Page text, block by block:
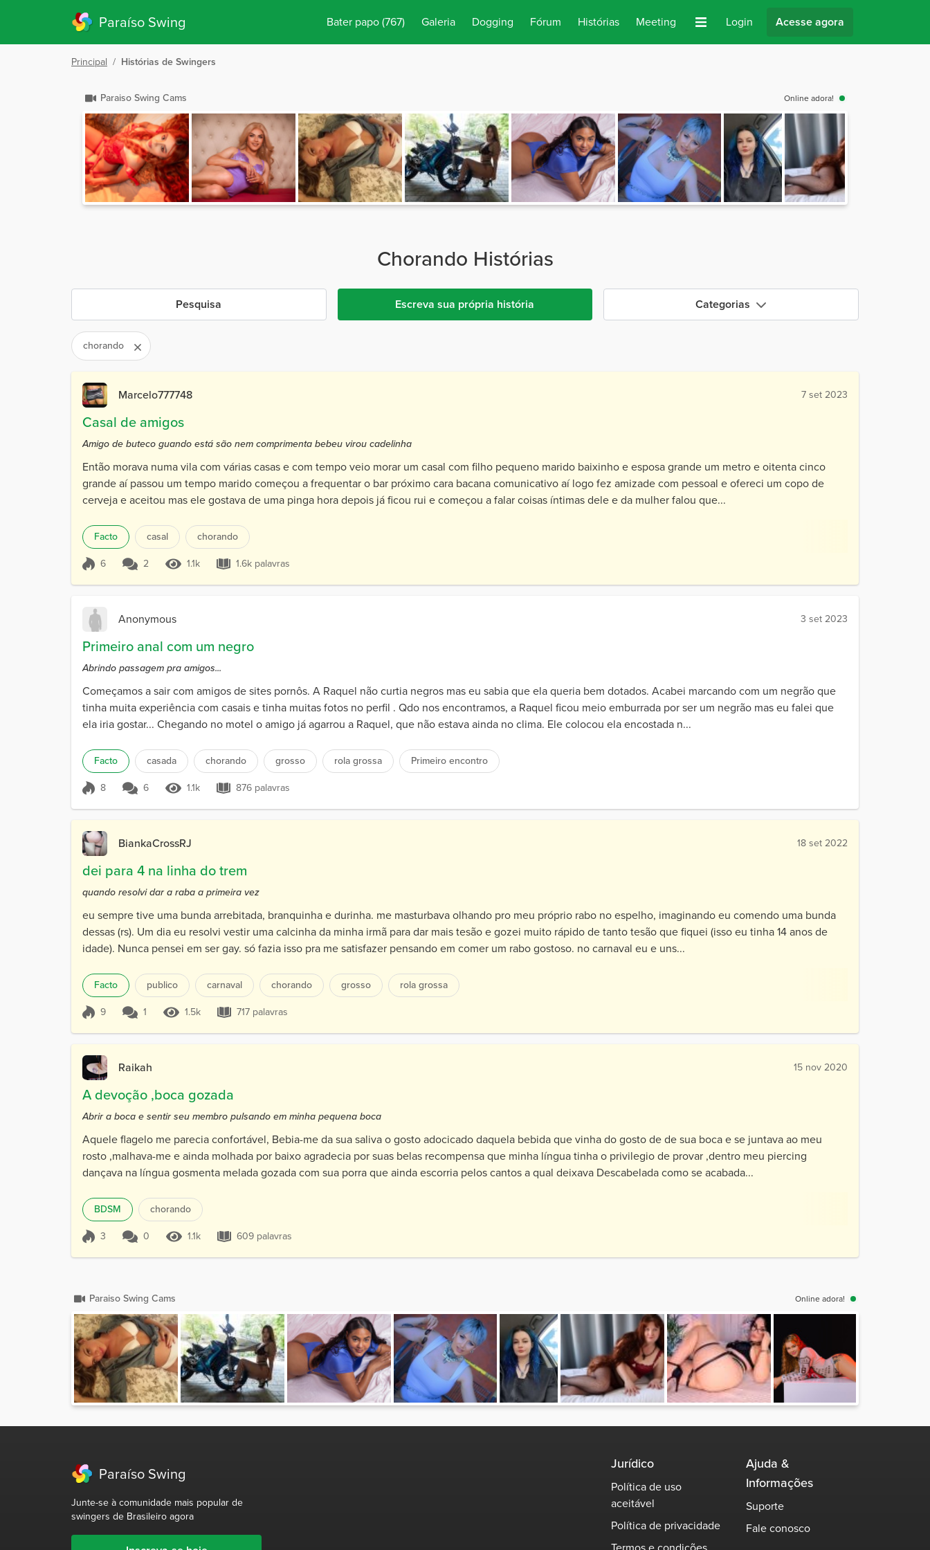
Paraíso Swing Bater papo(767) Galeria Dogging Fórum Histórias Meeting Login Acesse agora
Principal / Histórias de Swingers
Paraiso Swing Cams Online adora!
Chorando Histórias
Pesquisa Escreva sua própria história Categorias
chorando
Marcelo777748 7 set 2023
Casal de amigos
Amigo de buteco guando está são nem comprimenta bebeu virou cadelinha
Então morava numa vila com várias casas e com tempo veio morar um casal com filho pequeno marido baixinho e esposa grande um metro e oitenta cinco
grande aí passou um tempo marido começou a frequentar o bar próximo cara bacana comunicativo aí logo fez amizade com pessoal e ofereci um copo de
cerveja e aceitou mas ele gostava de uma pinga hora depois já ficou rui e começou a falar coisas íntimas dele e da mulher falou que...
Facto casal chorando
Pontuação 6
6 2 1.1k Visualizações
1.1k 1.6k palavras
1.6k palavras
Anonymous 3 set 2023
Primeiro anal com um negro
Abrindo passagem pra amigos...
Começamos a sair com amigos de sites pornôs. A Raquel não curtia negros mas eu sabia que ela queria bem dotados. Acabei marcando com um negrão que
tinha muita experiência com casais e tinha muitas fotos no perfil . Qdo nos encontramos, a Raquel ficou meio emburrada por ser um negrão mas eu falei que
ela iria gostar... Chegando no motel o amigo já agarrou a Raquel, que não estava ainda no clima. Ele colocou ela encostada n...
Facto casada chorando grosso rola grossa Primeiro encontro
Pontuação 8
8 6 1.1k Visualizações
1.1k 876 palavras
876 palavras
BiankaCrossRJ 18 set 2022
dei para 4 na linha do trem
quando resolvi dar a raba a primeira vez
eu sempre tive uma bunda arrebitada, branquinha e durinha. me masturbava olhando pro meu próprio rabo no espelho, imaginando eu comendo uma bunda
dessas (rs). Um dia eu resolvi vestir uma calcinha da minha irmã para dar mais tesão e gozei muito rápido de tanto tesão que fiquei (isso eu tinha 14 anos de
idade). Nunca pensei em ser gay. só fazia isso pra me satisfazer pensando em comer um rabo gostoso. no carnaval eu e uns...
Facto publico carnaval chorando grosso rola grossa
Pontuação 9
9 1 1.5k Visualizações
1.5k 717 palavras
717 palavras
Raikah 15 nov 2020
A devoção ,boca gozada
Abrir a boca e sentir seu membro pulsando em minha pequena boca
Aquele flagelo me parecia confortável, Bebia-me da sua saliva o gosto adocicado daquela bebida que vinha do gosto de de sua boca e se juntava ao meu
rosto ,malhava-me e ainda molhada por baixo agradecia por suas belas recompensa que minha língua tinha o privilegio de provar ,dentro meu piercing
dançava na língua gosmenta melada gozada com sua porra que ainda escorria pelos cantos a qual deixava Descabelada como se acabada...
BDSM chorando
Pontuação 3
3 0 1.1k Visualizações
1.1k 609 palavras
609 palavras
Paraiso Swing Cams Online adora!
Paraíso Swing
Junte-se à comunidade mais popular de
swingers de Brasileiro agora
Jurídico
Política de uso
aceitável
Política de privacidade
Ajuda &
Informações
Suporte
Fale conosco